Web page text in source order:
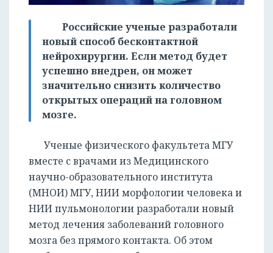
Российские ученые разработали
новый способ бесконтактной
нейрохирургии. Если метод будет
успешно внедрен, он может
значительно снизить количество
открытых операций на головном
мозге.
Ученые физического факультета МГУ
вместе с врачами из Медицинского
научно-образовательного института
(МНОИ) МГУ, НИИ морфологии человека и
НИИ пульмонологии разработали новый
метод лечения заболеваний головного
мозга без прямого контакта. Об этом